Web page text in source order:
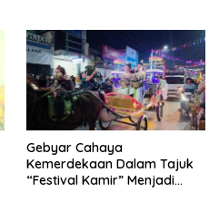
Gebyar Cahaya
Kemerdekaan Dalam Tajuk
“Festival Kamir” Menjadi